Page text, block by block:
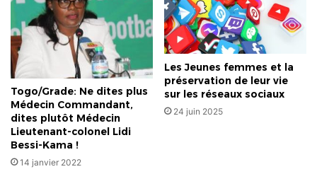
Togo/Grade: Ne dites plus
Médecin Commandant,
dites plutôt Médecin
Lieutenant-colonel Lidi
Bessi-Kama !
14 janvier 2022
Les Jeunes femmes et la
préservation de leur vie
sur les réseaux sociaux
24 juin 2025